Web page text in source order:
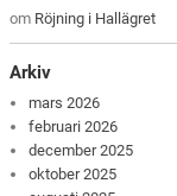
om Röjning i Hallägret
Arkiv
mars 2026
februari 2026
december 2025
oktober 2025